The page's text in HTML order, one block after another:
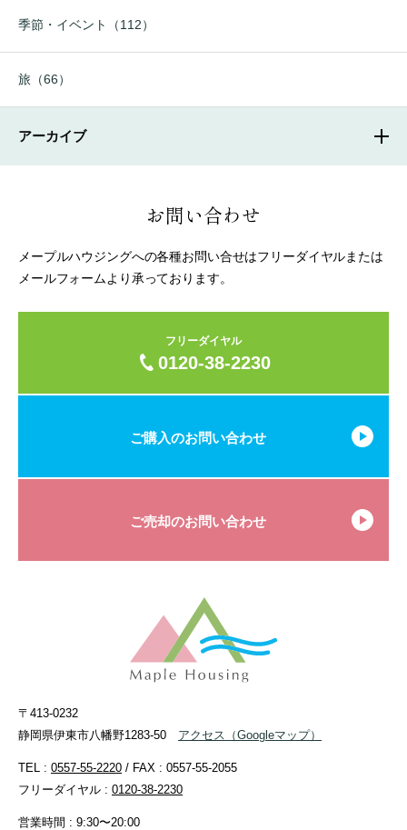
季節・イベント（112）
旅（66）
アーカイブ
お問い合わせ
メープルハウジングへの各種お問い合せはフリーダイヤルまたは
メールフォームより承っております。
フリーダイヤル
0120-38-2230
ご購入のお問い合わせ
ご売却のお問い合わせ
〒413-0232
静岡県伊東市八幡野1283-50
アクセス （Googleマップ）
TEL : 0557-55-2220 / FAX : 0557-55-2055
フリーダイヤル : 0120-38-2230
営業時間 : 9:30〜20:00